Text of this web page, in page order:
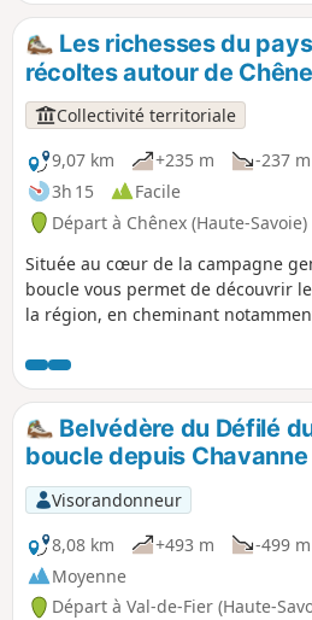
Les richesses du
récoltes autour de
Collectivité territoriale
9,07 km
+235 m
-237 m
3h 15
Facile
Départ à Chênex (Haute-Savoie)
Située au cœur de la campagne
boucle vous permet de découvrir
la région, en cheminant
magnifique Bois aux Reynauds et
surprenants sur les massifs
Belvédère du Défilé
boucle depuis
Visorandonneur
8,08 km
+493 m -499 m
Moyenne
Départ à Val-de-Fier (Haute-